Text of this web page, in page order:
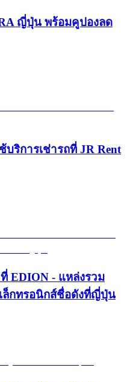
ญี่ปุ่น พร้อมคูปองลด
ริการเช่ารถที่ JR Rent
EDION - แหล่งรวม
ล็กทรอนิกส์ชื่อดังที่ญี่ปุ่น